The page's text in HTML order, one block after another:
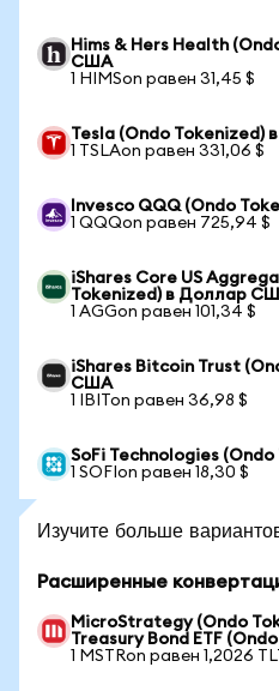
Hims & Hers Health
США
1 HIMSon равен 31,45 $
Tesla (Ondo
1 TSLAon равен 331,06 $
Invesco QQQ (Ondo
1 QQQon равен 725,94 $
iShares Core US
Tokenized) в Доллар
1 AGGon равен 101,34 $
iShares Bitcoin Trust
США
1 IBITon равен 36,98 $
SoFi Technologies
1 SOFIon равен 18,30 $
Изучите больше
Расширенные
MicroStrategy (Ondo
Treasury Bond ETF
1 MSTRon равен 1,2026